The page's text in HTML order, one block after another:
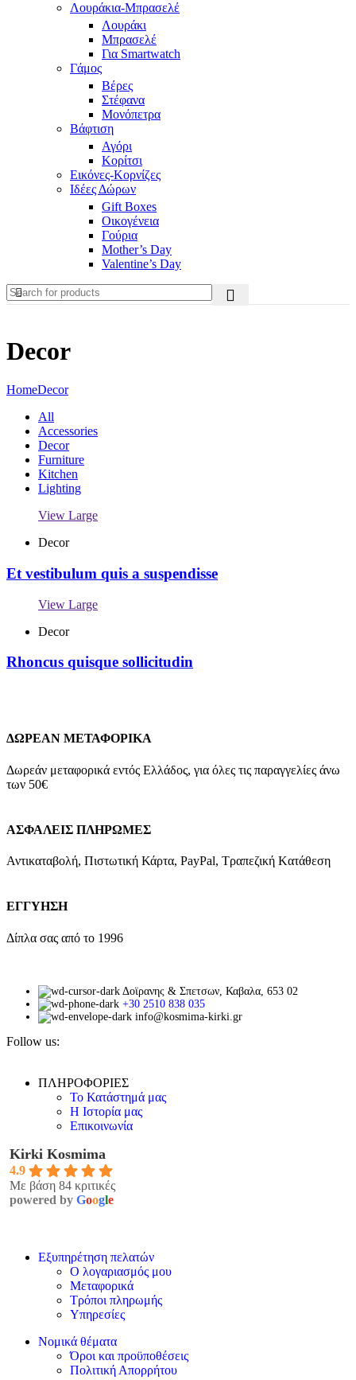
Λουράκια-Μπρασελέ
Λουράκι
Μπρασελέ
Για Smartwatch
Γάμος
Βέρες
Στέφανα
Μονόπετρα
Βάφτιση
Αγόρι
Κορίτσι
Εικόνες-Κορνίζες
Ιδέες Δώρων
Gift Boxes
Οικογένεια
Γούρια
Mother’s Day
Valentine’s Day
Decor
HomeDecor
All
Accessories
Decor
Furniture
Kitchen
Lighting
View Large
Decor
Et vestibulum quis a suspendisse
View Large
Decor
Rhoncus quisque sollicitudin
ΔΩΡΕΑΝ ΜΕΤΑΦΟΡΙΚΑ
Δωρεάν μεταφορικά εντός Ελλάδος, για όλες τις παραγγελίες άνω
των 50€
ΑΣΦΑΛΕΙΣ ΠΛΗΡΩΜΕΣ
Αντικαταβολή, Πιστωτική Κάρτα, PayPal, Τραπεζική Kατάθεση
ΕΓΓΥΗΣΗ
Δίπλα σας από το 1996
Δοϊρανης & Σπετσων, Καβαλα, 653 02
+30 2510 838 035
info@kosmima-kirki.gr
Follow us:
ΠΛΗΡΟΦΟΡΙΕΣ
Το Κατάστημά μας
Η Ιστορία μας
Επικοινωνία
Kirki Kosmima
4.9
Με βάση 84 κριτικές
powered by Google
Εξυπηρέτηση πελατών
Ο λογαριασμός μου
Μεταφορικά
Τρόποι πληρωμής
Υπηρεσίες
Νομικά θέματα
Όροι και προϋποθέσεις
Πολιτική Απορρήτου